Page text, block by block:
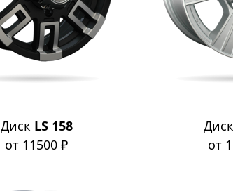
Диск LS 158
от 11500 ₽
Диск
от